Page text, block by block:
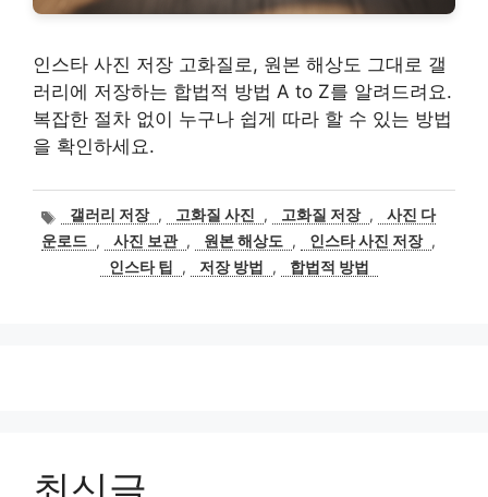
인스타 사진 저장 고화질로, 원본 해상도 그대로 갤
러리에 저장하는 합법적 방법 A to Z를 알려드려요.
복잡한 절차 없이 누구나 쉽게 따라 할 수 있는 방법
을 확인하세요.
태
그
갤러리 저장 , 고화질 사진 , 고화질 저장 ,
사진 다
운로드 , 사진 보관 , 원본 해상도 , 인스타 사진 저장 ,
인스타 팁
, 저장 방법 , 합법적 방법